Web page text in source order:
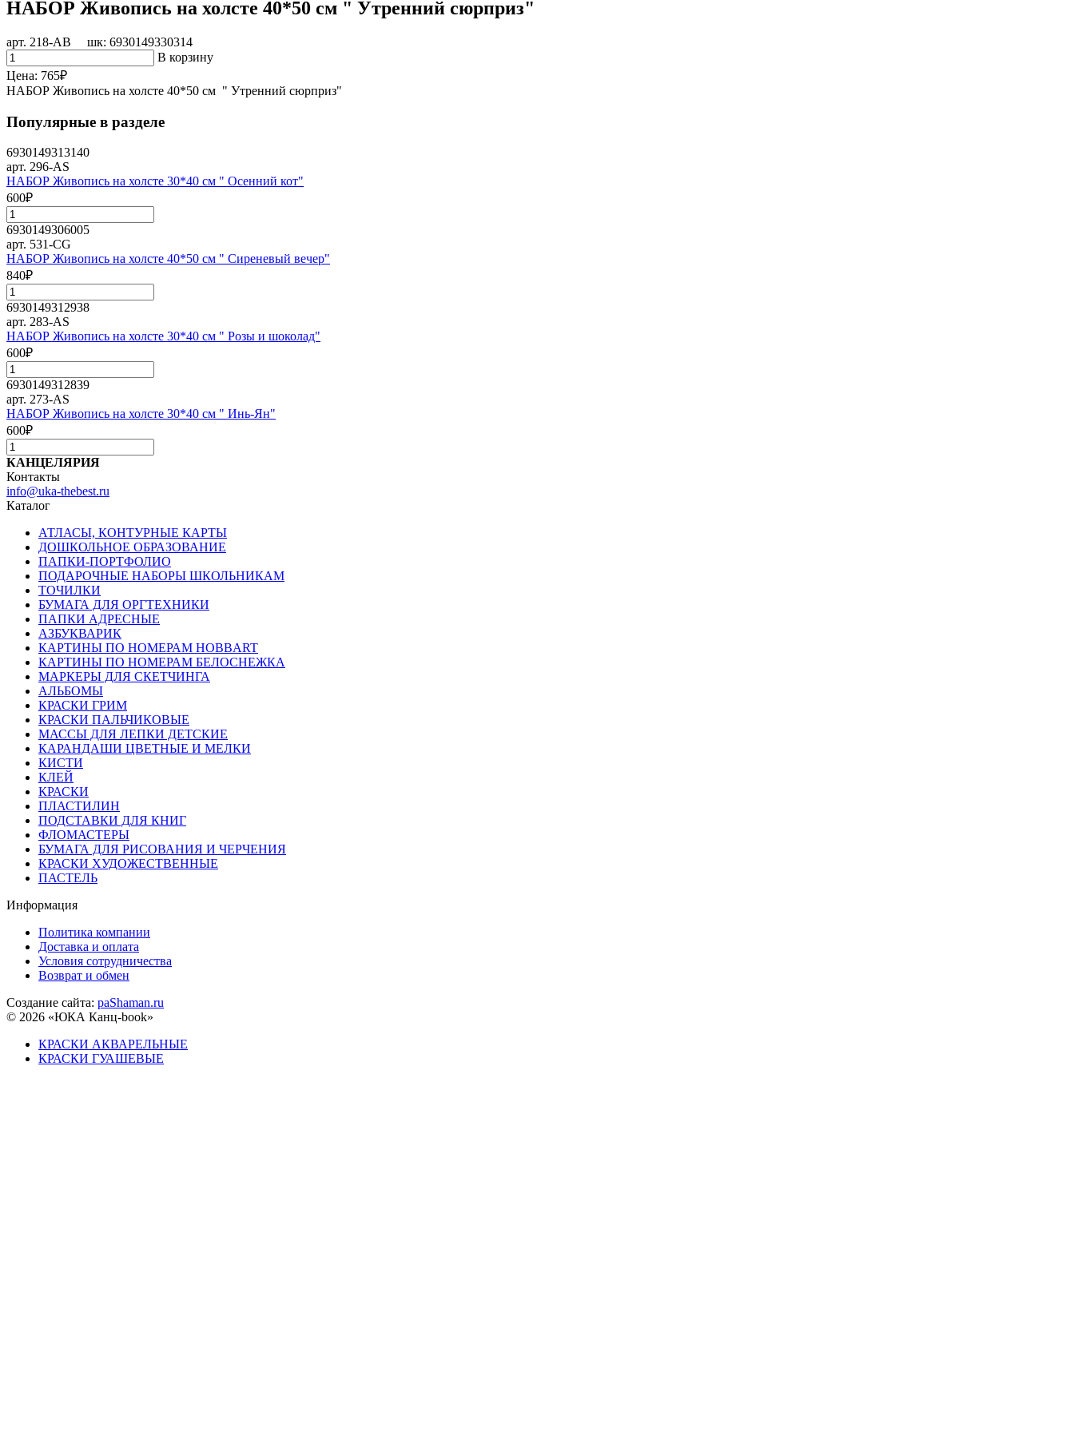
НАБОР Живопись на холсте 40*50 см " Утренний сюрприз"
арт. 218-АВ шк: 6930149330314
В корзину
Цена: 765₽
НАБОР Живопись на холсте 40*50 см " Утренний сюрприз"
Популярные в разделе
6930149313140
арт. 296-AS
НАБОР Живопись на холсте 30*40 см " Осенний кот"
600₽
6930149306005
арт. 531-CG
НАБОР Живопись на холсте 40*50 см " Сиреневый вечер"
840₽
6930149312938
арт. 283-AS
НАБОР Живопись на холсте 30*40 см " Розы и шоколад"
600₽
6930149312839
арт. 273-AS
НАБОР Живопись на холсте 30*40 см " Инь-Ян"
600₽
КАНЦЕЛЯРИЯ
Контакты
info@uka-thebest.ru
Каталог
АТЛАСЫ, КОНТУРНЫЕ КАРТЫ
ДОШКОЛЬНОЕ ОБРАЗОВАНИЕ
ПАПКИ-ПОРТФОЛИО
ПОДАРОЧНЫЕ НАБОРЫ ШКОЛЬНИКАМ
ТОЧИЛКИ
БУМАГА ДЛЯ ОРГТЕХНИКИ
ПАПКИ АДРЕСНЫЕ
АЗБУКВАРИК
КАРТИНЫ ПО НОМЕРАМ HOBBART
КАРТИНЫ ПО НОМЕРАМ БЕЛОСНЕЖКА
МАРКЕРЫ ДЛЯ СКЕТЧИНГА
АЛЬБОМЫ
КРАСКИ ГРИМ
КРАСКИ ПАЛЬЧИКОВЫЕ
МАССЫ ДЛЯ ЛЕПКИ ДЕТСКИЕ
КАРАНДАШИ ЦВЕТНЫЕ И МЕЛКИ
КИСТИ
КЛЕЙ
КРАСКИ
ПЛАСТИЛИН
ПОДСТАВКИ ДЛЯ КНИГ
ФЛОМАСТЕРЫ
БУМАГА ДЛЯ РИСОВАНИЯ И ЧЕРЧЕНИЯ
КРАСКИ ХУДОЖЕСТВЕННЫЕ
ПАСТЕЛЬ
Информация
Политика компании
Доставка и оплата
Условия сотрудничества
Возврат и обмен
Создание сайта: paShaman.ru
© 2026 «ЮКА Канц-book»
КРАСКИ АКВАРЕЛЬНЫЕ
КРАСКИ ГУАШЕВЫЕ